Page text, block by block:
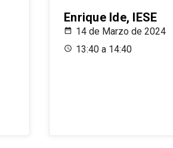
Enrique Ide, IESE
14 de Marzo de 2024
13:40 a 14:40